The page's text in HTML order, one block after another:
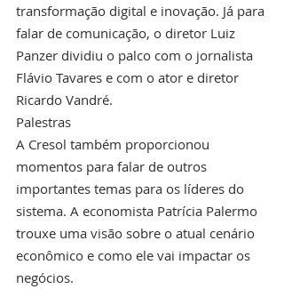
transformação digital e inovação. Já para
falar de comunicação, o diretor Luiz
Panzer dividiu o palco com o jornalista
Flávio Tavares e com o ator e diretor
Ricardo Vandré.
Palestras
A Cresol também proporcionou
momentos para falar de outros
importantes temas para os líderes do
sistema. A economista Patrícia Palermo
trouxe uma visão sobre o atual cenário
econômico e como ele vai impactar os
negócios.